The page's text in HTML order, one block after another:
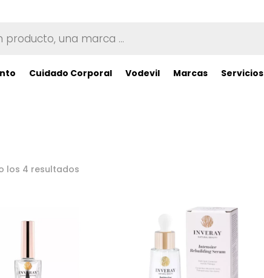
Cuidado Corporal Vodevil Marcas Servicios
los 4 resultadosOrdenado